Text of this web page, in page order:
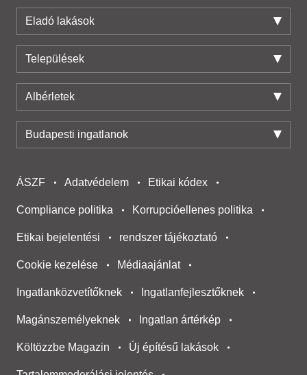
Eladó lakások
Települések
Albérletek
Budapesti ingatlanok
ÁSZF Adatvédelem Etikai kódex
Compliance politika Korrupcióellenes politika
Etikai bejelentési rendszer tájékoztató
Cookie kezelése Médiaajánlat
Ingatlanközvetítőknek Ingatlanfejlesztőknek
Magánszemélyeknek Ingatlan ártérkép
Költözzbe Magazin Új építésű lakások